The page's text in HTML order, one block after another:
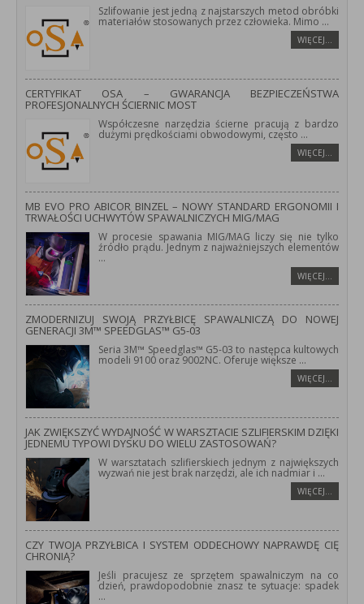
Szlifowanie jest jedną z najstarszych metod obróbki
materiałów stosowanych przez człowieka. Mimo ...
WIĘCEJ…
CERTYFIKAT OSA – GWARANCJA BEZPIECZEŃSTWA
PROFESJONALNYCH ŚCIERNIC MOST
Współczesne narzędzia ścierne pracują z bardzo
dużymi prędkościami obwodowymi, często ...
WIĘCEJ…
MB EVO PRO ABICOR BINZEL – NOWY STANDARD ERGONOMII I
TRWAŁOŚCI UCHWYTÓW SPAWALNICZYCH MIG/MAG
W procesie spawania MIG/MAG liczy się nie tylko
źródło prądu. Jednym z najważniejszych elementów
...
WIĘCEJ…
ZMODERNIZUJ SWOJĄ PRZYŁBICĘ SPAWALNICZĄ DO NOWEJ
GENERACJI 3M™ SPEEDGLAS™ G5-03
Seria 3M™ Speedglas™ G5-03 to następca kultowych
modeli 9100 oraz 9002NC. Oferuje większe ...
WIĘCEJ…
JAK ZWIĘKSZYĆ WYDAJNOŚĆ W WARSZTACIE SZLIFIERSKIM DZIĘKI
JEDNEMU TYPOWI DYSKU DO WIELU ZASTOSOWAŃ?
W warsztatach szlifierskiech jednym z największych
wyzwań nie jest brak narzędzi, ale ich nadmiar i ...
WIĘCEJ…
CZY TWOJA PRZYŁBICA I SYSTEM ODDECHOWY NAPRAWDĘ CIĘ
CHRONIĄ?
Jeśli pracujesz ze sprzętem spawalniczym na co
dzień, prawdopodobnie znasz te sytuacje: spadek
...